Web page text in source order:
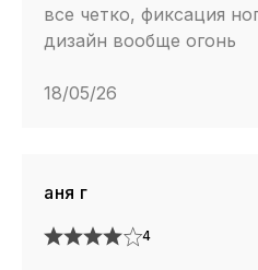
все четко, фиксация
дизайн вообще огонь
18/05/26
аня г
4